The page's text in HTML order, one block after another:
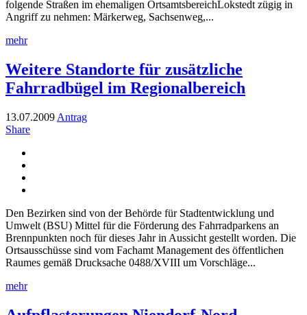
folgende Straßen im ehemaligen OrtsamtsbereichLokstedt zügig in
Angriff zu nehmen: Märkerweg, Sachsenweg,...
mehr
Weitere Standorte für zusätzliche
Fahrradbügel im Regionalbereich
13.07.2009 Antrag
Share
Den Bezirken sind von der Behörde für Stadtentwicklung und
Umwelt (BSU) Mittel für die Förderung des Fahrradparkens an
Brennpunkten noch für dieses Jahr in Aussicht gestellt worden. Die
Ortsausschüsse sind vom Fachamt Management des öffentlichen
Raumes gemäß Drucksache 0488/XVIII um Vorschläge...
mehr